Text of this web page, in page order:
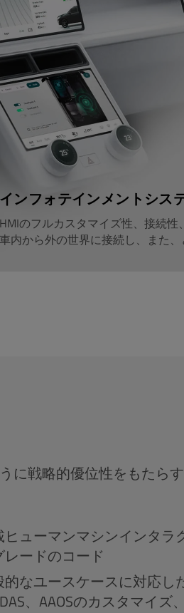
インフォテインメントシステ
HMIのフルカスタマイズ性、接続
車内から外の世界に接続し、また
に戦略的優位性をもたら
ヒューマンマシンインタラ
レードのコード
的なユースケースに対応し
、AAOSのカスタマイズ